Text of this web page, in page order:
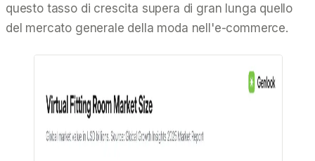
questo tasso di crescita supera di gran lunga quello
del mercato generale della moda nell'e-commerce.